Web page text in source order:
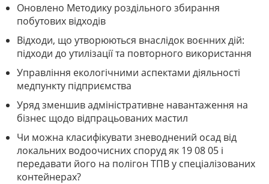
Оновлено Методику роздільного збирання
побутових відходів
Відходи, що утворюються внаслідок воєнних дій:
підходи до утилізації та повторного використання
Управління екологічними аспектами діяльності
медпункту підприємства
Уряд зменшив адміністративне навантаження на
бізнес щодо відпрацьованих мастил
Чи можна класифікувати зневоднений осад від
локальних водоочисних споруд як 19 08 05 і
передавати його на полігон ТПВ у спеціалізованих
контейнерах?